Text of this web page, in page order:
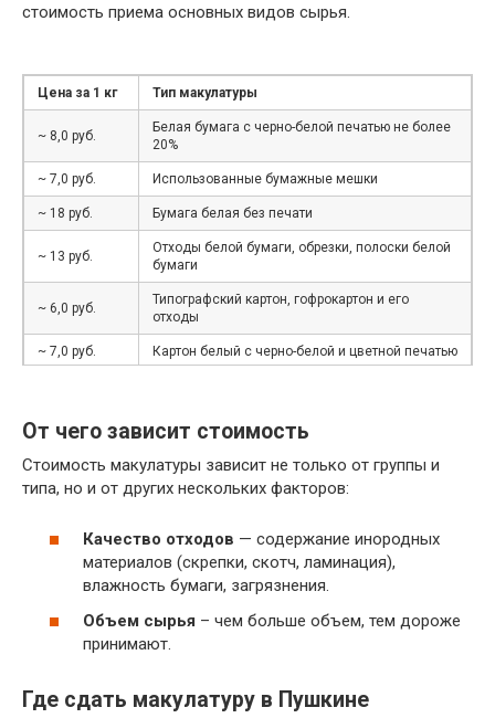
стоимость приема основных видов сырья.
Цена за 1 кг Тип макулатуры
~ 8,0 руб.
Белая бумага с черно-белой печатью не более
20%
~ 7,0 руб. Использованные бумажные мешки
~ 18 руб. Бумага белая без печати
~ 13 руб.
Отходы белой бумаги, обрезки, полоски белой
бумаги
~ 6,0 руб.
Типографский картон, гофрокартон и его
отходы
~ 7,0 руб. Картон белый с черно-белой и цветной печатью
~ 5,5 руб.
использования газет и газетной бумаги
~ 3 руб. Бумажные гильзы, шпули, втулки
От чего зависит стоимость
Стоимость макулатуры зависит не только от группы и
типа, но и от других нескольких факторов:
Качество отходов — содержание инородных
материалов (скрепки, скотч, ламинация),
влажность бумаги, загрязнения.
Объем сырья – чем больше объем, тем дороже
принимают.
Где сдать макулатуру в Пушкине